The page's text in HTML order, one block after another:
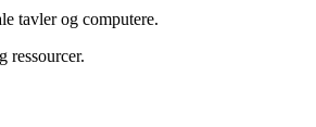
tavler og computere.
ressourcer.